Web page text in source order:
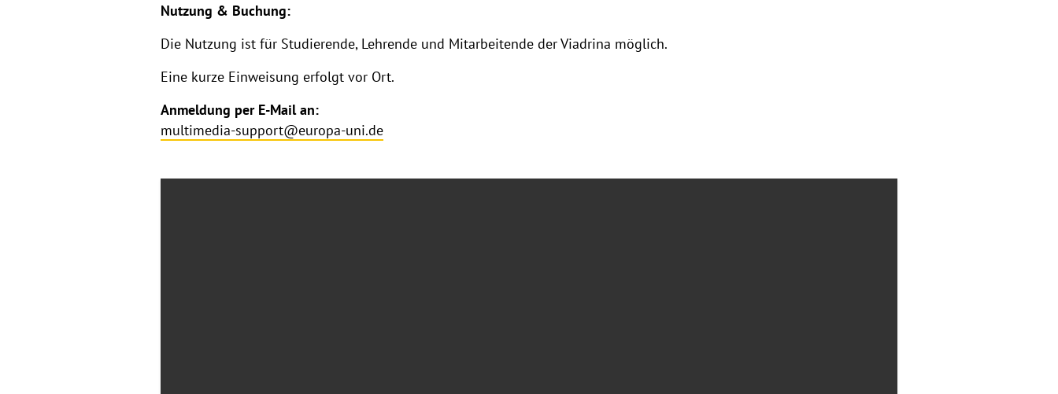
Nutzung & Buchung:
Die Nutzung ist für Studierende, Lehrende und Mitarbeitende der Viadrina möglich.
Eine kurze Einweisung erfolgt vor Ort.
Anmeldung per E-Mail an:
multimedia-support@europa-uni.de